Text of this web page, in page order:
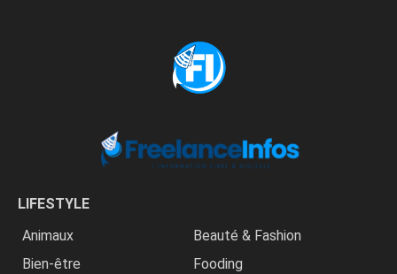
LIFESTYLE
Animaux
Beauté & Fashion
Bien-être
Fooding